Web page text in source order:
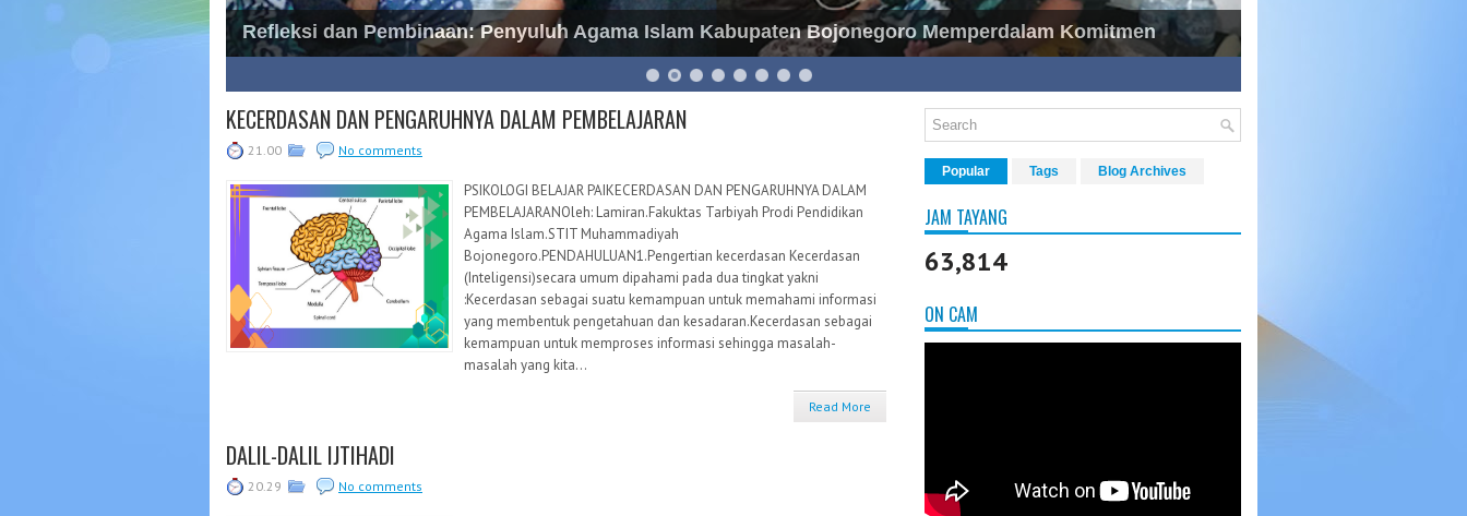
Refleksi dan Pembinaan: Penyuluh Agama Islam Kabupaten Bojonegoro Memperdalam Komitmen
KECERDASAN DAN PENGARUHNYA DALAM PEMBELAJARAN
21.00 No comments
PSIKOLOGI BELAJAR PAIKECERDASAN DAN PENGARUHNYA DALAM
PEMBELAJARANOleh: Lamiran.Fakuktas Tarbiyah Prodi Pendidikan
Agama Islam.STIT Muhammadiyah
Bojonegoro.PENDAHULUAN1.Pengertian kecerdasan Kecerdasan
(Inteligensi)secara umum dipahami pada dua tingkat yakni
:Kecerdasan sebagai suatu kemampuan untuk memahami informasi
yang membentuk pengetahuan dan kesadaran.Kecerdasan sebagai
kemampuan untuk memproses informasi sehingga masalah-
masalah yang kita...
Read More
DALIL-DALIL IJTIHADI
20.29 No comments
Popular Tags Blog Archives
JAM TAYANG
63,814
ON CAM